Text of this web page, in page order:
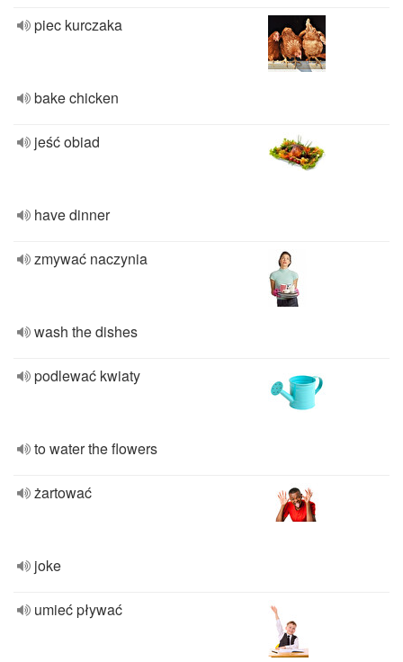
piec kurczaka
bake chicken
jeść obiad
have dinner
zmywać naczynia
wash the dishes
podlewać kwiaty
to water the flowers
żartować
joke
umieć pływać